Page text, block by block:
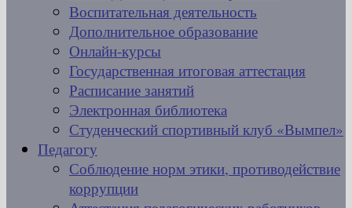
Воспитательная деятельность
Дополнительное образование
Онлайн-курсы
Государственная итоговая аттестация
Расписание занятий
Электронная библиотека
Студенческий спортивный клуб «Вымпел»
Педагогу
Соблюдение норм этики, противодействие
коррупции